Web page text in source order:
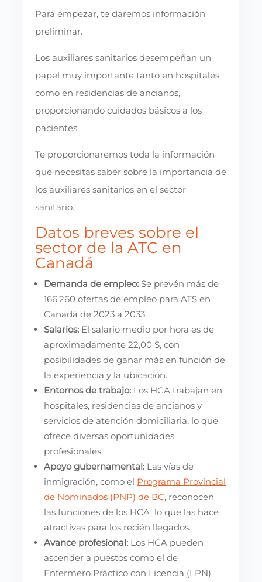
Para empezar, te daremos información
preliminar.
Los auxiliares sanitarios desempeñan un
papel muy importante tanto en hospitales
como en residencias de ancianos,
proporcionando cuidados básicos a los
pacientes.
Te proporcionaremos toda la información
que necesitas saber sobre la importancia de
los auxiliares sanitarios en el sector
sanitario.
Datos breves sobre el
sector de la ATC en
Canadá
Demanda de empleo: Se prevén más de
166.260 ofertas de empleo para ATS en
Canadá de 2023 a 2033.
Salarios: El salario medio por hora es de
aproximadamente 22,00 $, con
posibilidades de ganar más en función de
la experiencia y la ubicación.
Entornos de trabajo: Los HCA trabajan en
hospitales, residencias de ancianos y
servicios de atención domiciliaria, lo que
ofrece diversas oportunidades
profesionales.
Apoyo gubernamental: Las vías de
inmigración, como el Programa Provincial
de Nominados (PNP) de BC, reconocen
las funciones de los HCA, lo que las hace
atractivas para los recién llegados.
Avance profesional: Los HCA pueden
ascender a puestos como el de
Enfermero Práctico con Licencia (LPN)